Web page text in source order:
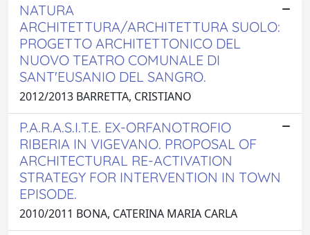
NATURA
ARCHITETTURA/ARCHITETTURA SUOLO:
PROGETTO ARCHITETTONICO DEL
NUOVO TEATRO COMUNALE DI
SANT'EUSANIO DEL SANGRO.
2012/2013 BARRETTA, CRISTIANO
P.A.R.A.S.I.T.E. EX-ORFANOTROFIO
RIBERIA IN VIGEVANO. PROPOSAL OF
ARCHITECTURAL RE-ACTIVATION
STRATEGY FOR INTERVENTION IN TOWN
EPISODE.
2010/2011 BONA, CATERINA MARIA CARLA